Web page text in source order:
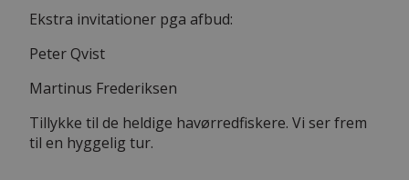
Ekstra invitationer pga afbud:
Peter Qvist
Martinus Frederiksen
Tillykke til de heldige havørredfiskere. Vi ser frem
til en hyggelig tur.